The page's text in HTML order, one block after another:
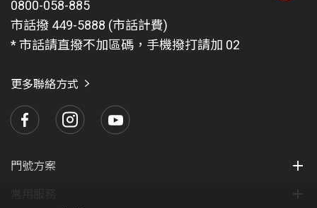
0800-058-885
市話撥 449-5888 (市話計費)
* 市話請直撥不加區碼，手機撥打請加 02
更多聯絡方式
門號方案